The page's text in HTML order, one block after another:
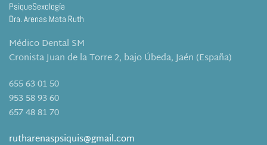
PsiqueSexología
Dra. Arenas Mata Ruth
Médico Dental SM
Cronista Juan de la Torre 2, bajo Úbeda, Jaén (España)
655 63 01 50
953 58 93 60
657 48 81 70
rutharenaspsiquis@gmail.com